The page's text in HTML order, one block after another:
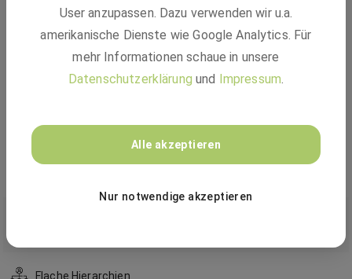
Flache Hierarchien
User anzupassen. Dazu verwenden wir u.a.
amerikanische Dienste wie Google Analytics. Für
mehr Informationen schaue in unsere
Datenschutzerklärung und Impressum.
Alle akzeptieren
Nur notwendige akzeptieren